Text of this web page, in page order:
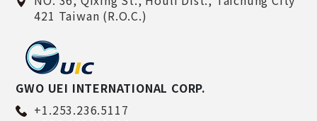
421 Taiwan (R.O.C.)
GWO UEI INTERNATIONAL CORP.
+1.253.236.5117